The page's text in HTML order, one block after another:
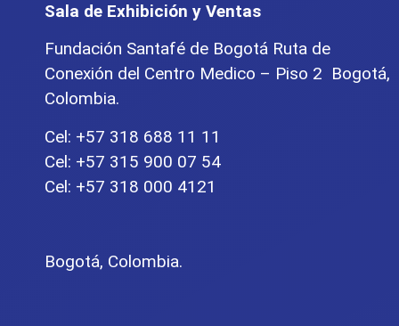
Sala de Exhibición y Ventas
Fundación Santafé de Bogotá Ruta de
Conexión del Centro Medico – Piso 2 Bogotá,
Colombia.
Cel: +57 318 688 11 11
Cel: +57 315 900 07 54
Cel: +57 318 000 4121
Bogotá, Colombia.